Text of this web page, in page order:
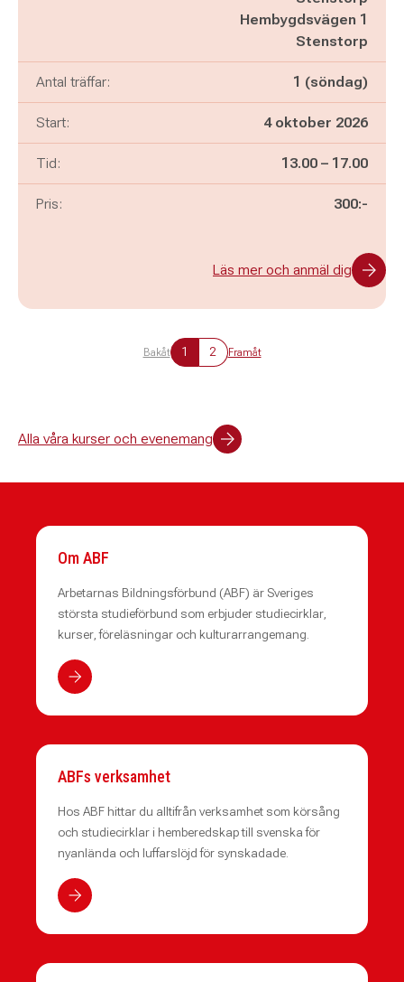
Hembygdsvägen 1
Stenstorp
Antal träffar: 1 (söndag)
Start: 4 oktober 2026
Tid: Pågår mellan
13.00 – och
17.00
Pris: 300:-
Läs mer och anmäl dig
Bakåt 1 2 Framåt
Alla våra kurser och evenemang
Om ABF
Arbetarnas Bildningsförbund (ABF) är Sveriges
största studieförbund som erbjuder studiecirklar,
kurser, föreläsningar och kulturarrangemang.
ABFs verksamhet
Hos ABF hittar du alltifrån verksamhet som körsång
och studiecirklar i hemberedskap till svenska för
nyanlända och luffarslöjd för synskadade.